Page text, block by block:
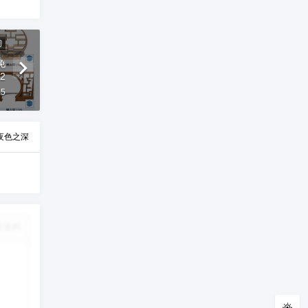
色之深